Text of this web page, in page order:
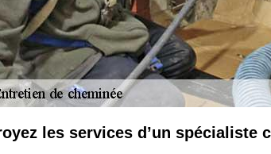
les services d’un spécialiste